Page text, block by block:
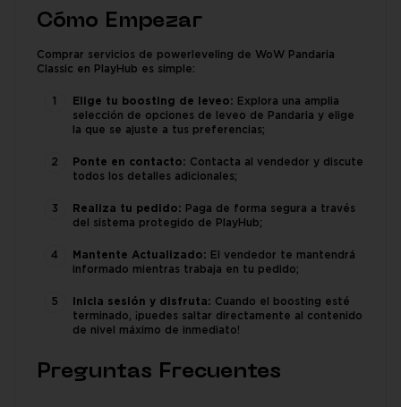
Cómo Empezar
Comprar servicios de powerleveling de WoW Pandaria
Classic en PlayHub es simple:
Elige tu boosting de leveo: Explora una amplia
selección de opciones de leveo de Pandaria y elige
la que se ajuste a tus preferencias;
Ponte en contacto: Contacta al vendedor y discute
todos los detalles adicionales;
Realiza tu pedido: Paga de forma segura a través
del sistema protegido de PlayHub;
Mantente Actualizado: El vendedor te mantendrá
informado mientras trabaja en tu pedido;
Inicia sesión y disfruta: Cuando el boosting esté
terminado, ¡puedes saltar directamente al contenido
de nivel máximo de inmediato!
Preguntas Frecuentes